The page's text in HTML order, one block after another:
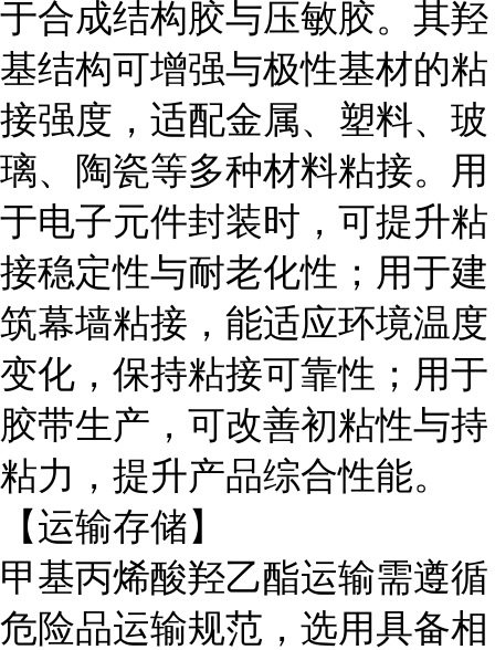
于合成结构胶与压敏胶。其羟
基结构可增强与极性基材的粘
接强度，适配金属、塑料、玻
璃、陶瓷等多种材料粘接。用
于电子元件封装时，可提升粘
接稳定性与耐老化性；用于建
筑幕墙粘接，能适应环境温度
变化，保持粘接可靠性；用于
胶带生产，可改善初粘性与持
粘力，提升产品综合性能。
【运输存储】
甲基丙烯酸羟乙酯运输需遵循
危险品运输规范，选用具备相